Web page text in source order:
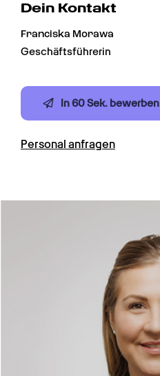
Dein Kontakt
Franciska Morawa
Geschäftsführerin
In 60 Sek. bewerben
Personal anfragen